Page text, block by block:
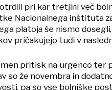
pri kar tretjini več
Nacionalnega inštituta
platoja še nismo
pričakujejo tudi v
pritisk na urgenco ter
so že novembra in
pa so vse bolniške